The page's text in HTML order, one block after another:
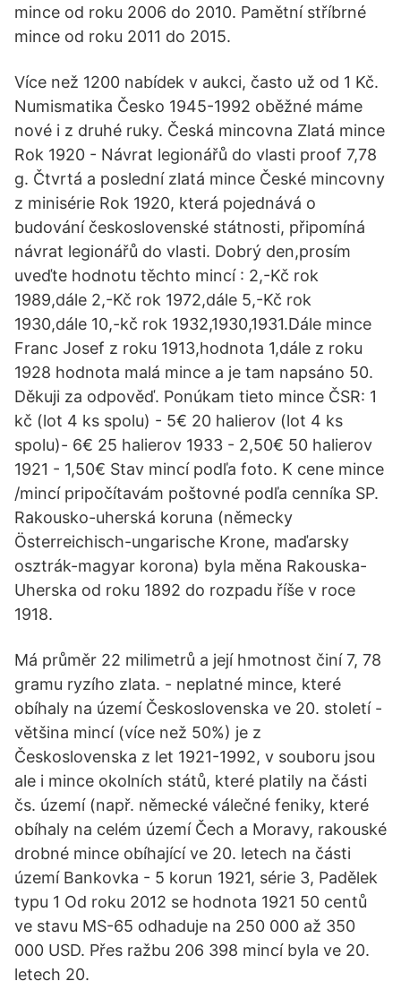
mince od roku 2006 do 2010. Pamětní stříbrné
mince od roku 2011 do 2015.
Více než 1200 nabídek v aukci, často už od 1 Kč.
Numismatika Česko 1945-1992 oběžné máme
nové i z druhé ruky. Česká mincovna Zlatá mince
Rok 1920 - Návrat legionářů do vlasti proof 7,78
g. Čtvrtá a poslední zlatá mince České mincovny
z minisérie Rok 1920, která pojednává o
budování československé státnosti, připomíná
návrat legionářů do vlasti. Dobrý den,prosím
uveďte hodnotu těchto mincí : 2,-Kč rok
1989,dále 2,-Kč rok 1972,dále 5,-Kč rok
1930,dále 10,-kč rok 1932,1930,1931.Dále mince
Franc Josef z roku 1913,hodnota 1,dále z roku
1928 hodnota malá mince a je tam napsáno 50.
Děkuji za odpověď. Ponúkam tieto mince ČSR: 1
kč (lot 4 ks spolu) - 5€ 20 halierov (lot 4 ks
spolu)- 6€ 25 halierov 1933 - 2,50€ 50 halierov
1921 - 1,50€ Stav mincí podľa foto. K cene mince
/mincí pripočítavám poštovné podľa cenníka SP.
Rakousko-uherská koruna (německy
Österreichisch-ungarische Krone, maďarsky
osztrák-magyar korona) byla měna Rakouska-
Uherska od roku 1892 do rozpadu říše v roce
1918.
Má průměr 22 milimetrů a její hmotnost činí 7, 78
gramu ryzího zlata. - neplatné mince, které
obíhaly na území Československa ve 20. století -
většina mincí (více než 50%) je z
Československa z let 1921-1992, v souboru jsou
ale i mince okolních států, které platily na části
čs. území (např. německé válečné feniky, které
obíhaly na celém území Čech a Moravy, rakouské
drobné mince obíhající ve 20. letech na části
území Bankovka - 5 korun 1921, série 3, Padělek
typu 1 Od roku 2012 se hodnota 1921 50 centů
ve stavu MS-65 odhaduje na 250 000 až 350
000 USD. Přes ražbu 206 398 mincí byla ve 20.
letech 20.